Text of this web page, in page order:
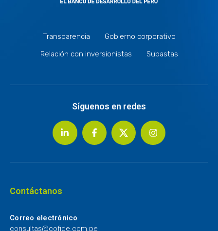
Transparencia
Gobierno corporativo
Relación con inversionistas
Subastas
Síguenos en redes
Contáctanos
Correo electrónico
consultas@cofide.com.pe